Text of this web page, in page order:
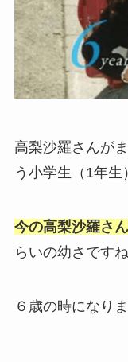
高梨沙羅さんが
う小学生（1年生
今の高梨沙羅さ
らいの幼さですね
６歳の時になりま